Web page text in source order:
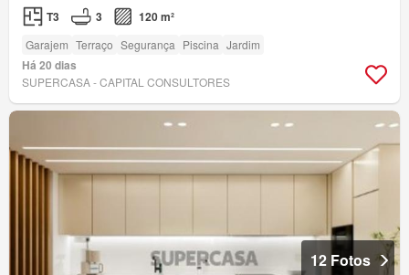
T3 3 120 m²
Garajem Terraço Segurança Piscina Jardim
Há 20 dias
SUPERCASA - CAPITAL CONSULTORES
12 Fotos